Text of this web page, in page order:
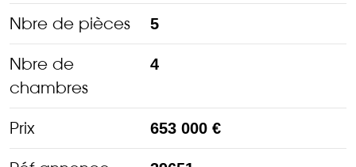
Nbre de pièces 5
Nbre de
chambres
4
Prix 653 000 €